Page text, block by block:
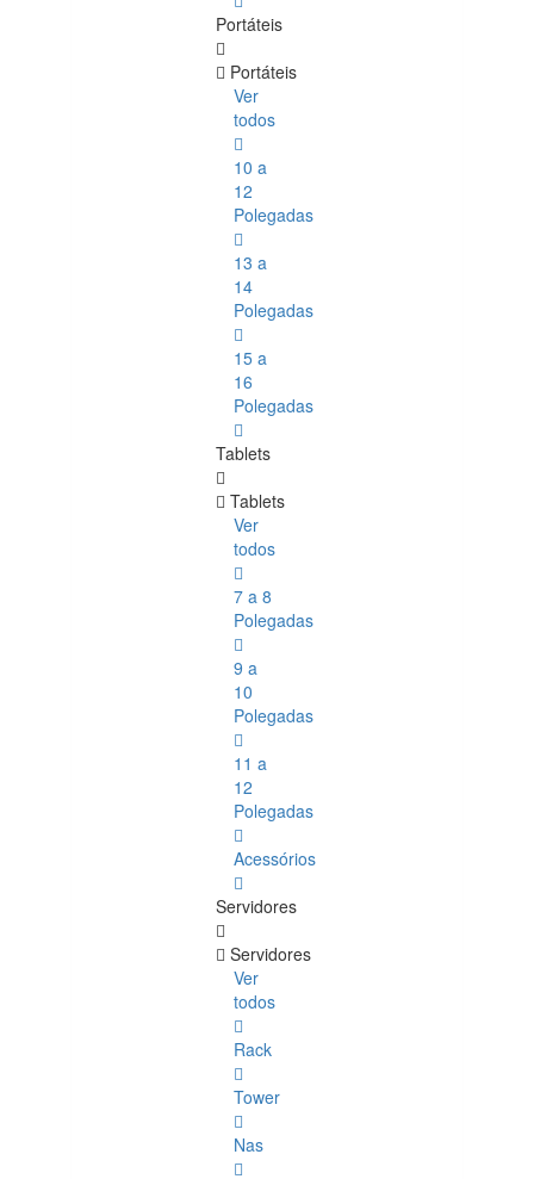
Portáteis
Portáteis
Ver
todos
10 a
12
Polegadas
13 a
14
Polegadas
15 a
16
Polegadas
Tablets
Tablets
Ver
todos
7 a 8
Polegadas
9 a
10
Polegadas
11 a
12
Polegadas
Acessórios
Servidores
Servidores
Ver
todos
Rack
Tower
Nas